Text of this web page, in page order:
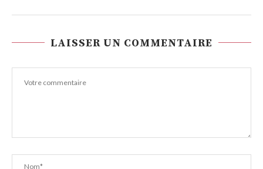
LAISSER UN COMMENTAIRE